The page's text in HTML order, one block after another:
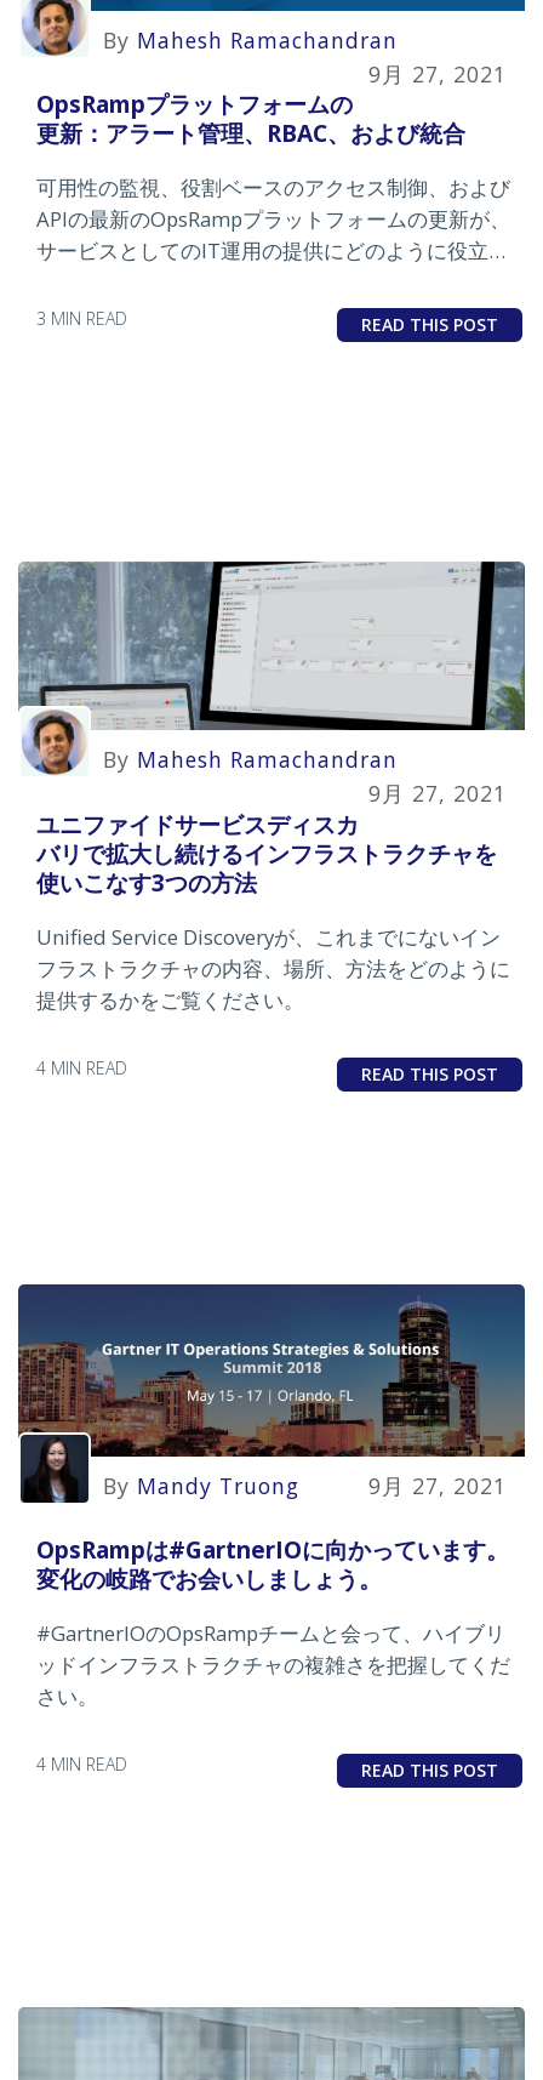
By Mahesh Ramachandran
9月 27, 2021
OpsRampプラットフォームの
更新：アラート管理、RBAC、および統合
可用性の監視、役割ベースのアクセス制御、および
APIの最新のOpsRampプラットフォームの更新が、
サービスとしてのIT運用の提供にどのように役立つ
3 MIN READ READ THIS POST
By Mahesh Ramachandran
9月 27, 2021
ユニファイドサービスディスカ
バリで拡大し続けるインフラストラクチャを
使いこなす3つの方法
Unified Service Discoveryが、これまでにないイン
フラストラクチャの内容、場所、方法をどのように
提供するかをご覧ください。
4 MIN READ READ THIS POST
By Mandy Truong 9月 27, 2021
OpsRampは#GartnerIOに向かっています。
変化の岐路でお会いしましょう。
#GartnerIOのOpsRampチームと会って、ハイブリ
ッドインフラストラクチャの複雑さを把握してくだ
さい。
4 MIN READ READ THIS POST